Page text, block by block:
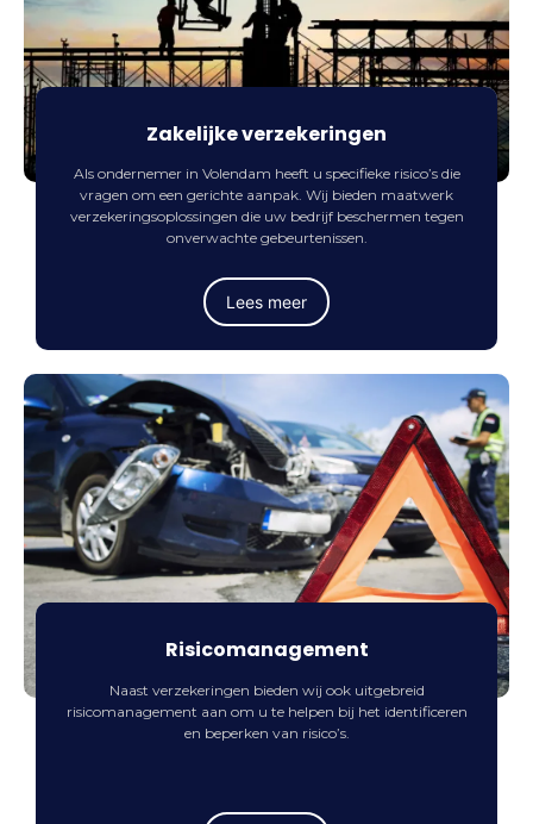
Zakelijke verzekeringen
Als ondernemer in Volendam heeft u specifieke risico’s die
vragen om een gerichte aanpak. Wij bieden maatwerk
verzekeringsoplossingen die uw bedrijf beschermen tegen
onverwachte gebeurtenissen.
Lees meer
Risicomanagement
Naast verzekeringen bieden wij ook uitgebreid
risicomanagement aan om u te helpen bij het identificeren
en beperken van risico’s.